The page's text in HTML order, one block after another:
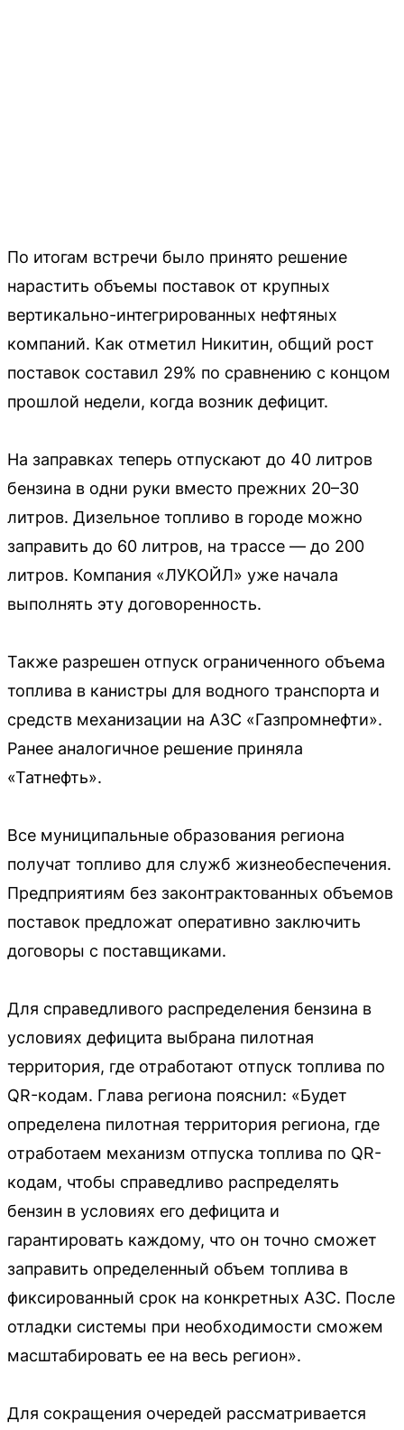
По итогам встречи было принято решение
нарастить объемы поставок от крупных
вертикально-интегрированных нефтяных
компаний. Как отметил Никитин, общий рост
поставок составил 29% по сравнению с концом
прошлой недели, когда возник дефицит.
На заправках теперь отпускают до 40 литров
бензина в одни руки вместо прежних 20–30
литров. Дизельное топливо в городе можно
заправить до 60 литров, на трассе — до 200
литров. Компания «ЛУКОЙЛ» уже начала
выполнять эту договоренность.
Также разрешен отпуск ограниченного объема
топлива в канистры для водного транспорта и
средств механизации на АЗС «Газпромнефти».
Ранее аналогичное решение приняла
«Татнефть».
Все муниципальные образования региона
получат топливо для служб жизнеобеспечения.
Предприятиям без законтрактованных объемов
поставок предложат оперативно заключить
договоры с поставщиками.
Для справедливого распределения бензина в
условиях дефицита выбрана пилотная
территория, где отработают отпуск топлива по
QR-кодам. Глава региона пояснил: «Будет
определена пилотная территория региона, где
отработаем механизм отпуска топлива по QR-
кодам, чтобы справедливо распределять
бензин в условиях его дефицита и
гарантировать каждому, что он точно сможет
заправить определенный объем топлива в
фиксированный срок на конкретных АЗС. После
отладки системы при необходимости сможем
масштабировать ее на весь регион».
Для сокращения очередей рассматривается